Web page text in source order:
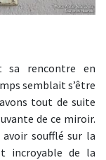
sa rencontre en
semblait s’être
tout de suite
de ce miroir.
soufflé sur la
incroyable de la